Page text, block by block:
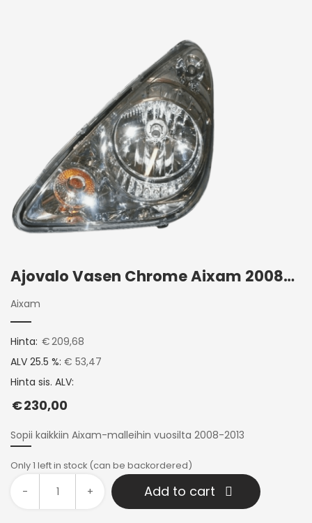
Ajovalo Vasen Chrome Aixam 2008-2013
Aixam
Hinta: €209,68
ALV 25.5 %: € 53,47
Hinta sis. ALV:
€230,00
Sopii kaikkiin Aixam-malleihin vuosilta 2008-2013
Only 1 left in stock (can be backordered)
- + Add to cart